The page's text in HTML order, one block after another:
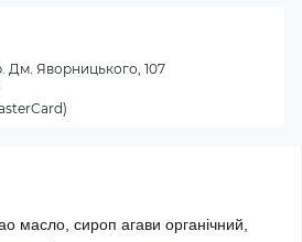
масло, сироп агави органічний,
Дм. Яворницького, 107